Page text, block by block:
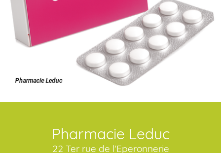
Pharmacie Leduc
22 Ter rue de l'Eperonnerie